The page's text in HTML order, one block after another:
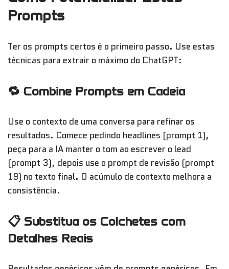
Prompts
Ter os prompts certos é o primeiro passo. Use estas
técnicas para extrair o máximo do ChatGPT:
🔁 Combine Prompts em Cadeia
Use o contexto de uma conversa para refinar os
resultados. Comece pedindo headlines (prompt 1),
peça para a IA manter o tom ao escrever o lead
(prompt 3), depois use o prompt de revisão (prompt
19) no texto final. O acúmulo de contexto melhora a
consistência.
📋 Substitua os Colchetes com
Detalhes Reais